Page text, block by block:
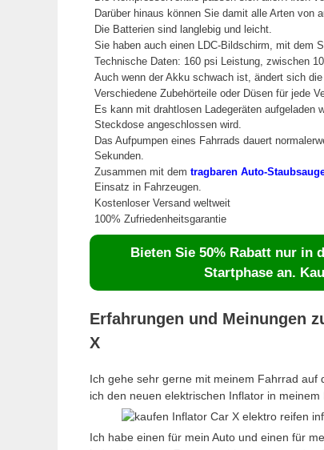
Darüber hinaus können Sie damit alle Arten von
Die Batterien sind langlebig und leicht.
Sie haben auch einen LDC-Bildschirm, mit dem
Technische Daten: 160 psi Leistung, zwischen
Auch wenn der Akku schwach ist, ändert sich die
Verschiedene Zubehörteile oder Düsen für jede
Es kann mit drahtlosen Ladegeräten aufgeladen
Steckdose angeschlossen wird.
Das Aufpumpen eines Fahrrads dauert
Sekunden.
Zusammen mit dem tragbaren Auto-
Einsatz in Fahrzeugen.
Kostenloser Versand weltweit
100% Zufriedenheitsgarantie
Bieten Sie 50% Rabatt nur in
Startphase an.
Erfahrungen und Meinungen
X
Ich gehe sehr gerne mit meinem Fahrrad
ich den neuen elektrischen Inflator in
Ich habe einen für mein Auto und einen für